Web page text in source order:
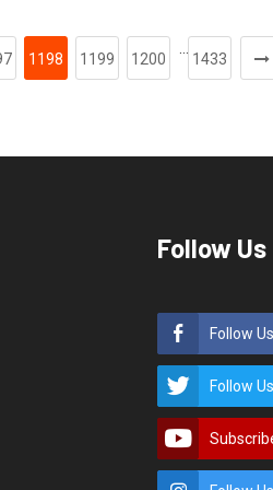
1198 1199 1200 1433
Follow Us
Follow
Follow